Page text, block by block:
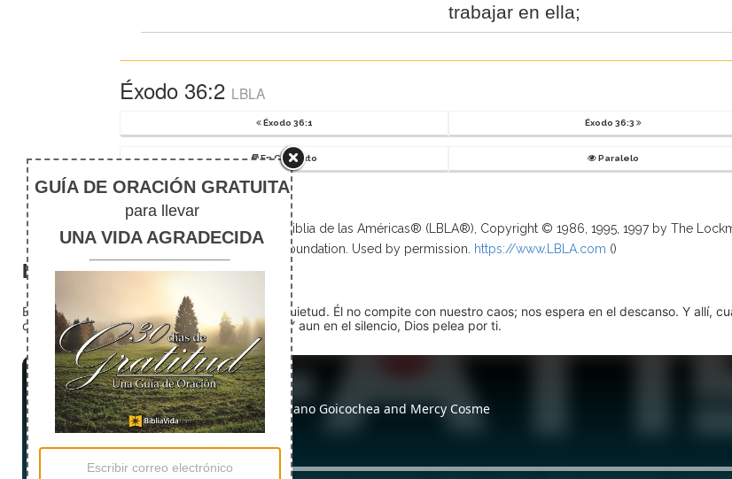
trabajar en ella;
Éxodo 36:2 LBLA
Éxodo 36:1 Éxodo 36:3
En Contexto Paralelo
Scripture taken from La Biblia de las Américas® (LBLA®), Copyright © 1986, 1995, 1997 by The
Foundation. Used by permission.
https://www.LBLA.com ()
El silencio
En medio del ruido, Dios nos encuentra en la quietud. Él no compite con nuestro caos; nos espera en el descanso. Y allí,
detente (quédate quieto) Dios está presente. Y aun en el silencio, Dios pelea por ti.